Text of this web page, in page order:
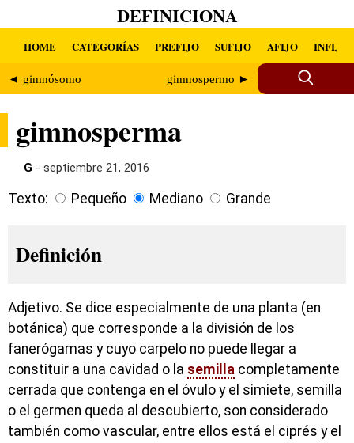
DEFINICIONA
HOME CATEGORÍAS PREFIJO SUFIJO AFIJO INFIJO
◄ gimnósomo gimnospermo ►
gimnosperma
G - septiembre 21, 2016
Texto: Pequeño Mediano Grande
Definición
Adjetivo. Se dice especialmente de una planta (en
botánica) que corresponde a la división de los
fanerógamas y cuyo carpelo no puede llegar a
constituir a una cavidad o la semilla completamente
cerrada que contenga en el óvulo y el simiete, semilla
o el germen queda al descubierto, son considerado
también como vascular, entre ellos está el ciprés y el